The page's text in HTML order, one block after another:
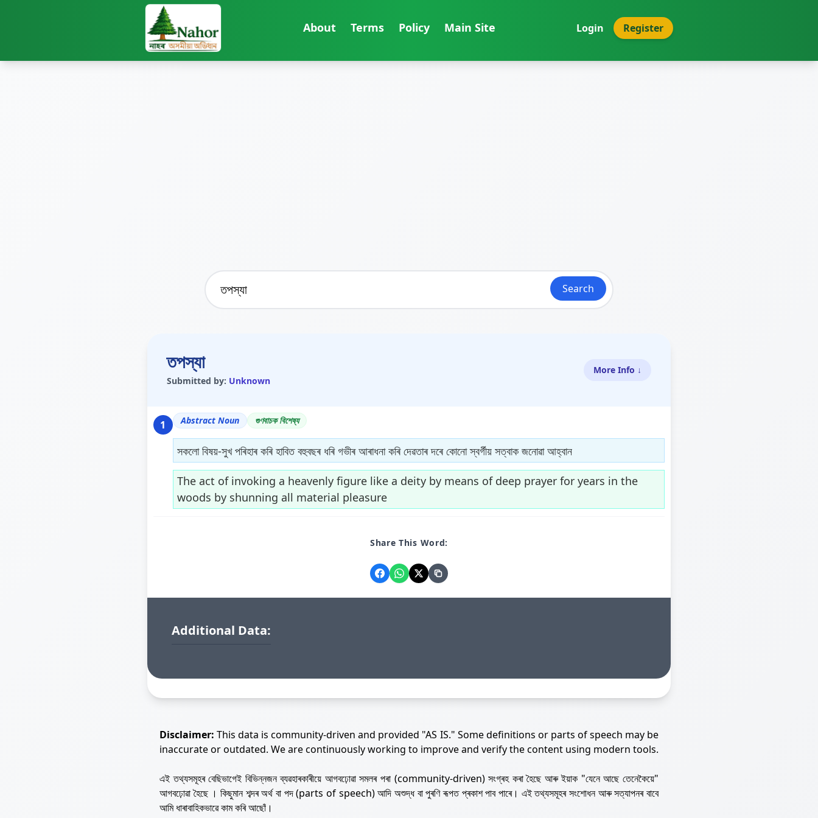
About Terms Policy Main Site Login Register
Search
তপস্যা
Submitted by: Unknown
More Info ↓
1 Abstract Noun গুণবাচক বিশেষ্য
সকলো বিষয়-সুখ পৰিহাৰ কৰি হাবিত বহুবছৰ ধৰি গভীৰ আৰাধনা কৰি দেৱতাৰ দৰে কোনো স্বৰ্গীয় সত্বাক জনোৱা আহ্বান
The act of invoking a heavenly figure like a deity by means of deep prayer for years in the
woods by shunning all material pleasure
Share This Word:
Additional Data:
Disclaimer: This data is community-driven and provided "AS IS." Some definitions or parts of speech may be
inaccurate or outdated. We are continuously working to improve and verify the content using modern tools.
এই তথ্যসমূহৰ বেছিভাগেই বিভিন্নজন ব্যৱহাৰকাৰীয়ে আগবঢ়োৱা সমলৰ পৰা (community-driven) সংগ্ৰহ কৰা হৈছে আৰু ইয়াক "যেনে আছে তেনেকৈয়ে"
আগবঢ়োৱা হৈছে । কিছুমান শব্দৰ অৰ্থ বা পদ (parts of speech) আদি অশুদ্ধ বা পুৰণি ৰূপত প্ৰকাশ পাব পাৰে। এই তথ্যসমূহৰ সংশোধন আৰু সত্যাপনৰ বাবে
আমি ধাৰাবাহিকভাৱে কাম কৰি আছোঁ।